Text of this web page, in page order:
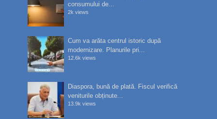
consumului de...
2k views
Cum va arăta centrul istoric după
modernizare. Planurile pri...
12.6k views
Diaspora, bună de plată. Fiscul verifică
veniturile obținute...
13.9k views